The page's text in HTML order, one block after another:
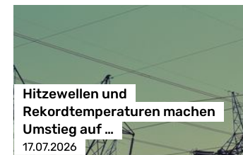
Hitzewellen und
Rekordtemperaturen machen
Umstieg auf …
17.07.2026